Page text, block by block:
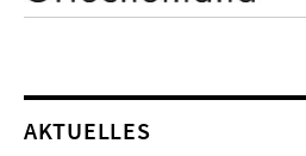
AKTUELLES